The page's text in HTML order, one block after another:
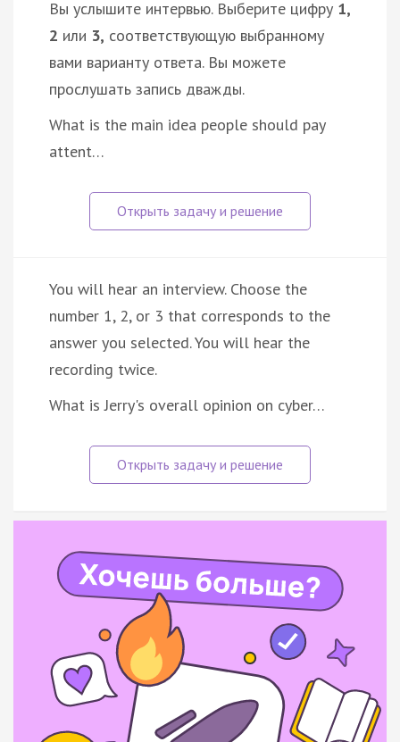
Вы услышите интервью. Выберите цифру 1,
2 или 3, соответствующую выбранному
вами варианту ответа. Вы можете
прослушать запись дважды.
What is the main idea people should pay
attent…
You will hear an interview. Choose the
number 1, 2, or 3 that corresponds to the
answer you selected. You will hear the
recording twice.
What is Jerry's overall opinion on cyber…